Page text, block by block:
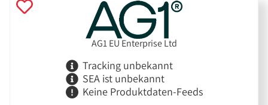
AG1 EU Enterprise Ltd
Tracking unbekannt
SEA ist unbekannt
Keine Produktdaten-Feeds